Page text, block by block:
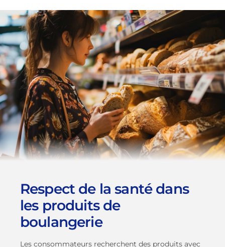
Respect de la santé dans
les produits de
boulangerie
Les consommateurs recherchent des produits avec